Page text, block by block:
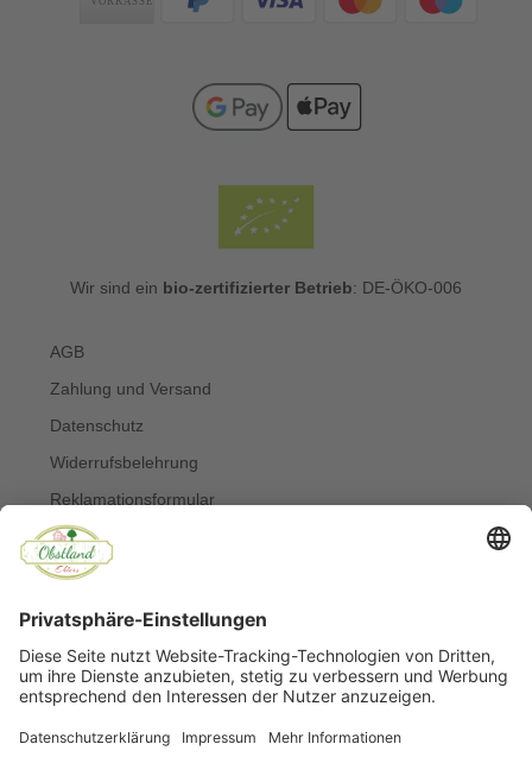
Wir sind ein bio-zertifizierter Betrieb: DE-ÖKO-006
AGB
Zahlung und Versand
Datenschutz
Widerrufsbelehrung
Reklamationsformular
Widerruf online erklären
Impressum
Kontakt
Über uns
Allergiker